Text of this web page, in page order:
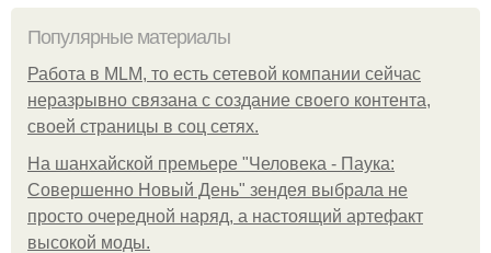
Популярные материалы
Работа в MLM, то есть сетевой компании сейчас
неразрывно связана с создание своего контента,
своей страницы в соц сетях.
На шанхайской премьере "Человека - Паука:
Совершенно Новый День" зендея выбрала не
просто очередной наряд, а настоящий артефакт
высокой моды.